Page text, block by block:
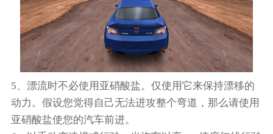
5、漂流时不必使用亚硝酸盐。仅使用它来保持漂移的
动力。假设您觉得自己无法进攻整个弯道，那么请使用
亚硝酸盐使您的汽车前进。